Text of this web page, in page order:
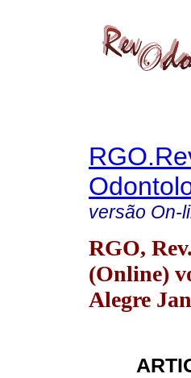
versão On-
RGO,
(Online)
Alegre